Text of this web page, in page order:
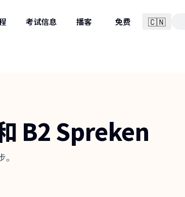
考试信息 播客 免费 🇨🇳简体中文
B2 Spreken